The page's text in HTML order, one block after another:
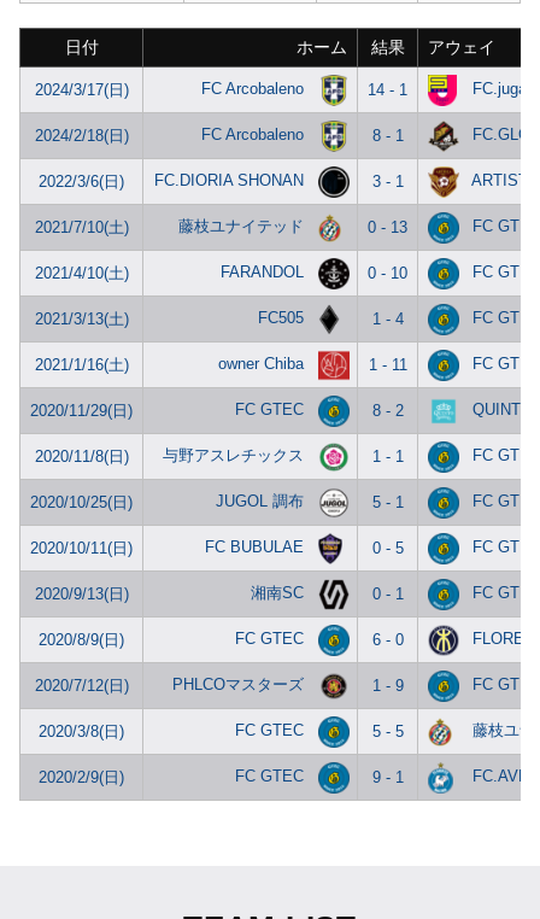
日付 ホーム 結果 アウェイ
2024/3/17(日) FC Arcobaleno 14 - 1
2024/2/18(日) FC Arcobaleno 8 - 1
2022/3/6(日) FC.DIORIA SHONAN 3 - 1 ARTISTA
2021/7/10(土) 藤枝ユナイテッド 0 - 13 FC GTEC
2021/4/10(土) FARANDOL 0 - 10 FC GTEC
2021/3/13(土) FC505 1 - 4 FC GTEC
2021/1/16(土) owner Chiba 1 - 11 FC GTEC
2020/11/29(日) FC GTEC 8 - 2 QUINTO
2020/11/8(日) 与野アスレチックス 1 - 1 FC GTEC
2020/10/25(日) JUGOL 調布 5 - 1 FC GTEC
2020/10/11(日) FC BUBULAE 0 - 5 FC GTEC
2020/9/13(日) 湘南SC 0 - 1 FC GTEC
2020/8/9(日) FC GTEC 6 - 0
2020/7/12(日) PHLCOマスターズ 1 - 9 FC GTEC
2020/3/8(日) FC GTEC 5 - 5 藤枝ユナ
2020/2/9(日) FC GTEC 9 - 1